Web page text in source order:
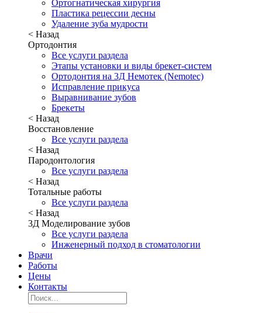
Ортогнатическая хирургия
Пластика рецессии десны
Удаление зуба мудрости
< Назад
Ортодонтия
Все услуги раздела
Этапы установки и виды брекет-систем
Ортодонтия на 3Д Немотек (Nemotec)
Исправление прикуса
Выравнивание зубов
Брекеты
< Назад
Восстановление
Все услуги раздела
< Назад
Пародонтология
Все услуги раздела
< Назад
Тотальные работы
Все услуги раздела
< Назад
3Д Моделирование зубов
Все услуги раздела
Инженерный подход в стоматологии
Врачи
Работы
Цены
Контакты